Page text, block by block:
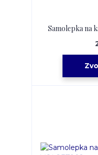
Samolepka na